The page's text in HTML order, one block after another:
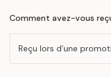
Comment avez-vous